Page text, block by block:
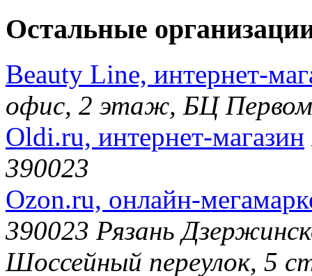
Остальные
Beauty Line, интернет-
офис, 2 этаж, БЦ
Oldi.ru, интернет-магазин
390023
Ozon.ru, онлайн-
390023 Рязань
Шоссейный переулок, 5